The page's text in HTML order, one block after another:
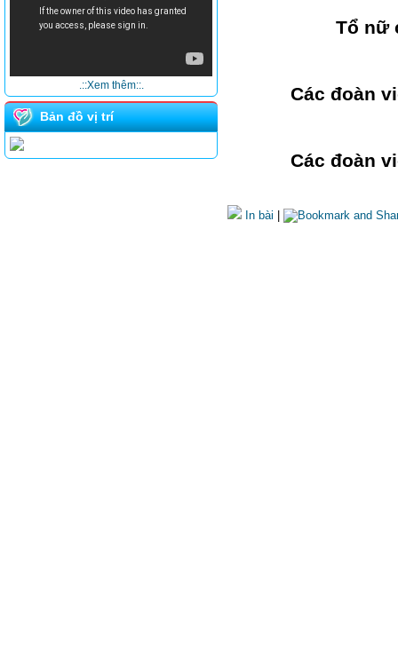
.::Xem thêm::.
Bản đồ vị trí
Tổ nữ
Các đoàn
Các đoàn
In bài